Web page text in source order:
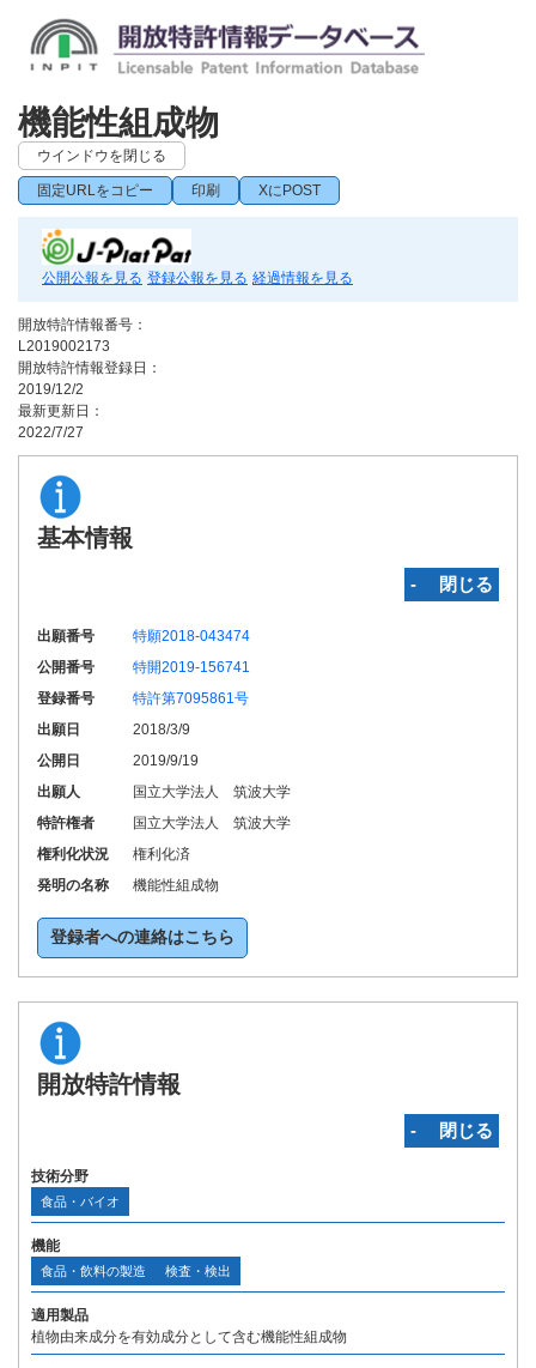
機能性組成物
ウインドウを閉じる
固定URLをコピー 印刷 XにPOST
公開公報を見る 登録公報を見る 経過情報を見る
開放特許情報番号：
L2019002173
開放特許情報登録日：
2019/12/2
最新更新日：
2022/7/27
基本情報
‐ 閉じる
出願番号
特願2018-043474
公開番号
特開2019-156741
登録番号
特許第7095861号
出願日
2018/3/9
公開日
2019/9/19
出願人
国立大学法人 筑波大学
特許権者
国立大学法人 筑波大学
権利化状況
権利化済
発明の名称
機能性組成物
登録者への連絡はこちら
開放特許情報
‐ 閉じる
技術分野
食品・バイオ
機能
食品・飲料の製造 検査・検出
適用製品
植物由来成分を有効成分として含む機能性組成物